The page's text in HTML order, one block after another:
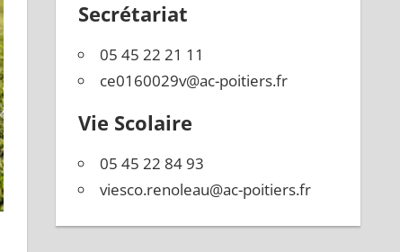
Secrétariat
05 45 22 21 11
ce0160029v@ac-poitiers.fr
Vie Scolaire
05 45 22 84 93
viesco.renoleau@ac-poitiers.fr